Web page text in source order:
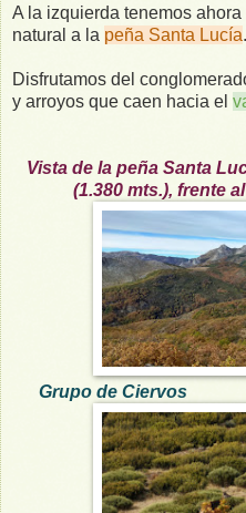
A la izquierda tenemos
natural a la peña Santa Lucía.
Disfrutamos del
y arroyos que caen hacia el
Vista de la peña Santa
(1.380 mts.), frente
Grupo de Ciervos